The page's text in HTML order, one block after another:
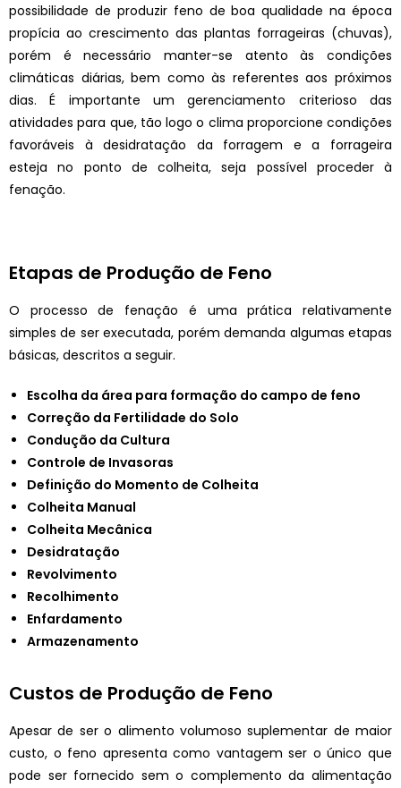
possibilidade de produzir feno de boa qualidade na época
propícia ao crescimento das plantas forrageiras (chuvas),
porém é necessário manter-se atento às condições
climáticas diárias, bem como às referentes aos próximos
dias. É importante um gerenciamento criteriosodas
atividades para que, tão logo o clima proporcione condições
favoráveis à desidratação da forragem e a forrageira
estejano ponto de colheita, seja possível proceder à
fenação.
Etapas de Produção de Feno
O processo de fenação é uma prática relativamente
simples de ser executada, porém demanda algumas etapas
básicas, descritos a seguir.
Escolha da área para formação do campo de feno
Correção da Fertilidade do Solo
Condução da Cultura
Controle de Invasoras
Definição do Momento de Colheita
Colheita Manual
Colheita Mecânica
Desidratação
Revolvimento
Recolhimento
Enfardamento
Armazenamento
Custos de Produção de Feno
Apesar de ser o alimento volumoso suplementar de maior
custo, o feno apresenta como vantagem ser o único que
pode ser fornecido sem o complemento da alimentação